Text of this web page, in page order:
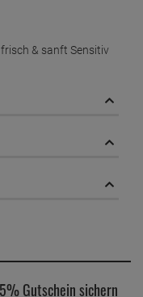
& sanft Sensitiv
Gutschein sichern